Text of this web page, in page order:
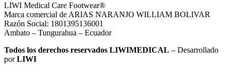
LIWI Medical Care Footwear®
Marca comercial de ARIAS NARANJO WILLIAM BOLIVAR
Razón Social: 1801395136001
Ambato – Tungurahua – Ecuador
Todos los derechos reservados LIWIMEDICAL – Desarrollado
porLIWI